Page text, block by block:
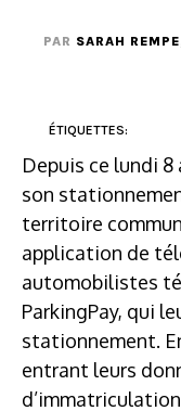
PAR SARAH REMPE
ÉTIQUETTES:
Depuis ce lundi
son
territoire
application de
automobilistes
ParkingPay, qui
stationnement.
entrant leurs